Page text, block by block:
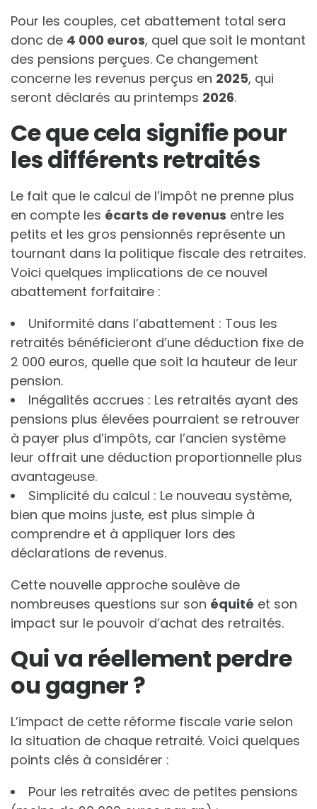
Pour les couples, cet abattement total sera
donc de 4 000 euros, quel que soit le montant
des pensions perçues. Ce changement
concerne les revenus perçus en 2025, qui
seront déclarés au printemps 2026.
Ce que cela signifie pour
les différents retraités
Le fait que le calcul de l’impôt ne prenne plus
en compte les écarts de revenus entre les
petits et les gros pensionnés représente un
tournant dans la politique fiscale des retraites.
Voici quelques implications de ce nouvel
abattement forfaitaire :
Uniformité dans l’abattement : Tous les
retraités bénéficieront d’une déduction fixe de
2 000 euros, quelle que soit la hauteur de leur
pension.
Inégalités accrues : Les retraités ayant des
pensions plus élevées pourraient se retrouver
à payer plus d’impôts, car l’ancien système
leur offrait une déduction proportionnelle plus
avantageuse.
Simplicité du calcul : Le nouveau système,
bien que moins juste, est plus simple à
comprendre et à appliquer lors des
déclarations de revenus.
Cette nouvelle approche soulève de
nombreuses questions sur son équité et son
impact sur le pouvoir d’achat des retraités.
Qui va réellement perdre
ou gagner ?
L’impact de cette réforme fiscale varie selon
la situation de chaque retraité. Voici quelques
points clés à considérer :
Pour les retraités avec de petites pensions